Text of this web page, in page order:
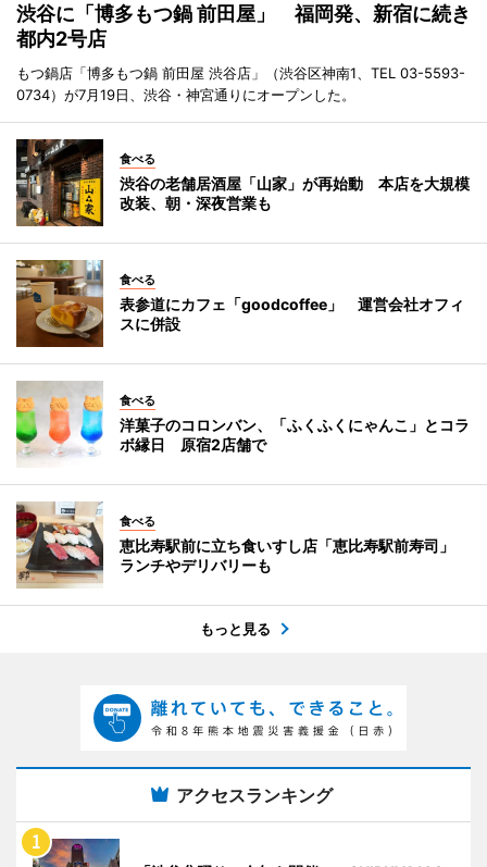
渋谷に「博多もつ鍋 前田屋」 福岡発、新宿に続き
都内2号店
もつ鍋店「博多もつ鍋 前田屋 渋谷店」（渋谷区神南1、TEL 03-5593-
0734）が7月19日、渋谷・神宮通りにオープンした。
食べる
渋谷の老舗居酒屋「山家」が再始動 本店を大規模
改装、朝・深夜営業も
食べる
表参道にカフェ「goodcoffee」 運営会社オフィ
スに併設
食べる
洋菓子のコロンバン、「ふくふくにゃんこ」とコラ
ボ縁日 原宿2店舗で
食べる
恵比寿駅前に立ち食いすし店「恵比寿駅前寿司」
ランチやデリバリーも
もっと見る
アクセスランキング